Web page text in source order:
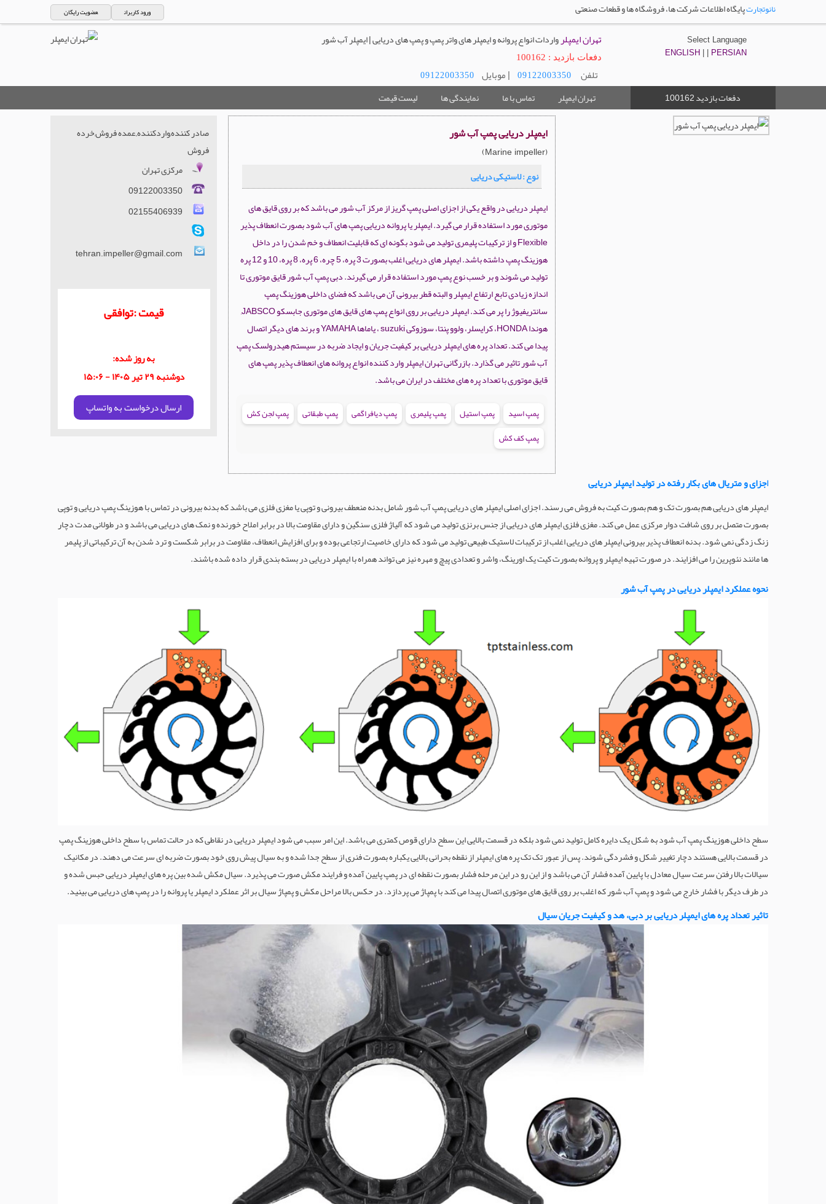
ورود کاربران عضویت رایگان نانوتجارتپایگاه اطلاعات شرکت ها، فروشگاه ها و قطعات صنعتی
تهران ایمپلرواردات انواع پروانه و ایمپلر های واتر پمپ و پمپ های دریایی | ایمپلر آب شور
دفعات بازدید : 100162
تلفن 09122003350 | موبایل 09122003350
Select Language
ENGLISH
PERSIAN
تهران ایمپلر تماس با ما نمایندگی ها لیست قیمت دفعات بازدید 100162
صادر کننده,واردکننده,,عمده فروش,خرده
فروش
مرکزی تهران
09122003350
02155406939
tehran.impeller@gmail.com
قیمت :توافقی
به روز شده:
دوشنبه ۲۹ تیر ۱۴۰۵ - ۱۵:۰۶
ارسال درخواست به واتساپ
ایمپلر دریایی پمپ آب شور
(
Marine impeller
)
نوع : لاستیکی دریایی
ایمپلر دریایی در واقع یکی از اجزای اصلی پمپ گریز از مرکز آب شور می باشد که بر روی قایق های
موتوری مورد استفاده قرار می گیرد. ایمپلر یا پروانه دریایی پمپ های آب شود بصورت انعطاف پذیر
Flexible و از ترکیبات پلیمری تولید می شود بگونه ای که قابلیت انعطاف و خم شدن را در داخل
هوزینگ پمپ داشته باشد. ایمپلر های دریایی اغلب بصورت 3 پره، 5 چره، 6 پره، 8 پره، 10 و 12 پره
تولید می شوند و بر خسب نوع پمپ مورد استفاده قرار می گیرند. دبی پمپ آب شور قایق موتوری تا
اندازه زیادی تابع ارتفاع ایمپلر و البته قطر بیرونی آن می باشد که فضای داخلی هوزینگ پمپ
سانتریفیوژ را پر می کند. ایمپلر دریایی بر روی انواع پمپ های قایق های موتوری جابسکو JABSCO,
هوندا HONDA، کرایسلر، ولوو پنتا، سوزوکی suzuki ، یاماها YAMAHA و برند های دیگر اتصال
پیدا می کند. تعداد پره های ایمپلر دریایی بر کیفیت جریان و ایجاد ضربه در سیستم هیدرولسک پمپ
آب شور تاثیر می گذارد. بازرگانی تهران ایمپلر وارد کننده انواع پروانه های انعطاف پذیر پمپ های
قایق موتوری با تعداد پره های مختلف در ایران می باشد.
پمپ اسید پمپ استیل پمپ پلیمری پمپ دیافراگمی پمپ طبقاتی
پمپ لجن کش
پمپ کف کش
اجزای و متریال های بکار رفته در تولید ایمپلر دریایی
ایمپلر های دریایی هم بصورت تک و هم بصورت کیت به فروش می رسند. اجزای اصلی ایمپلر های دریایی پمپ آب شور شامل بدنه منعطف بیرونی و توپی یا مغزی فلزی می باشد که بدنه بیرونی در تماس با هوزینگ پمپ دریایی و توپی
بصورت متصل بر روی شافت دوار مرکزی عمل می کند. مغزی فلزی ایمپلر های دریایی از جنس برنزی تولید می شود که آلیاژ فلزی سنگین و دارای مقاومت بالا در برابر املاح خورنده و نمک های دریایی می باشد و در طولانی مدت دچار
زنگ زدگی نمی شود. بدنه انعطاف پذیر بیرونی ایمپلر های دریایی اغلب از ترکیبات لاستیک طبیعی تولید می شود که دارای خاصیت ارتجاعی بوده و برای افزایش انعطاف، مقاومت در برابر شکست و ترد شدن به آن ترکیباتی از پلیمر
ها مانند نئوپرین را می افزایند. در صورت تهیه ایمپلر و پروانه بصورت کیت یک اورینگ، واشر و تعدادی پیچ و مهره نیز می تواند همراه با ایمپلر دریایی در بسته بندی قرار داده شده باشند.
نحوه عملکرد ایمپلر دریایی در پمپ آب شور
سطح داخلی هوزینگ پمپ آب شود به شکل یک دایره کامل تولید نمی شود بلکه در قسمت بالایی این سطح دارای قوص کمتری می باشد. این امر سبب می شود ایمپلر دریایی در نقاطی که در حالت تماس با سطح داخلی هوزینگ پمپ
در قسمت بالایی هستند دچار تغییر شکل و فشردگی شوند. پس از عبور تک تک پره های ایمپلر از نقطه بحرانی بالایی یکباره بصورت فنری از سطح جدا شده و به سیال پیش روی خود بصورت ضربه ای سرعت می دهند. در مکانیک
سیالات بالا رفتن سرعت سیال معادل با پایین آمده فشار آن می باشد و از این رو در این مرحله فشار بصورت نقطه ای در پمپ پایین آمده و فرایند مکش صورت می پذیرد. سیال مکش شده بین پره های ایمپلر دریایی حبس شده و
در طرف دیگر با فشار خارج می شود و پمپ آب شور که اغلب بر روی قایق های موتوری اتصال پیدا می کند با پمپاژ می پردازد. در حکس بالا مراحل مکش و پمپاژ سیال بر اثر عملکرد ایمپلر یا پروانه را در پمپ های دریایی می بینید.
تاثیر تعداد پره های ایمپلر دریایی بر دبی، هد و کیفیت جریان سیال